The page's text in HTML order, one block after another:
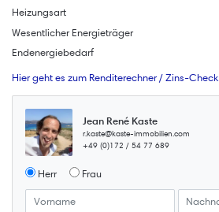
Heizungsart
Wesentlicher Energieträger
Endenergiebedarf
Hier geht es zum Renditerechner / Zins-Check
Jean René Kaste
r.kaste@kaste-immobilien.com
+49 (0)172 / 54 77 689
Herr Frau